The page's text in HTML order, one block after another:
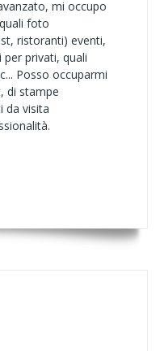
mi occupo
foto
ristoranti) eventi,
privati, quali
Posso occuparmi
di stampe
da visita